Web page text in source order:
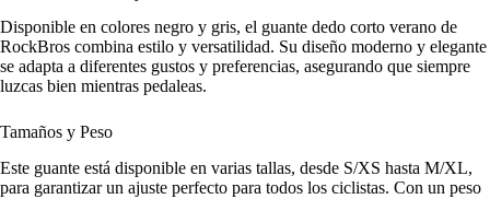
Disponible en colores negro y gris, el guante dedo corto verano de
RockBros combina estilo y versatilidad. Su diseño moderno y elegante
se adapta a diferentes gustos y preferencias, asegurando que siempre
luzcas bien mientras pedaleas.
Tamaños y Peso
Este guante está disponible en varias tallas, desde S/XS hasta M/XL,
para garantizar un ajuste perfecto para todos los ciclistas. Con un peso